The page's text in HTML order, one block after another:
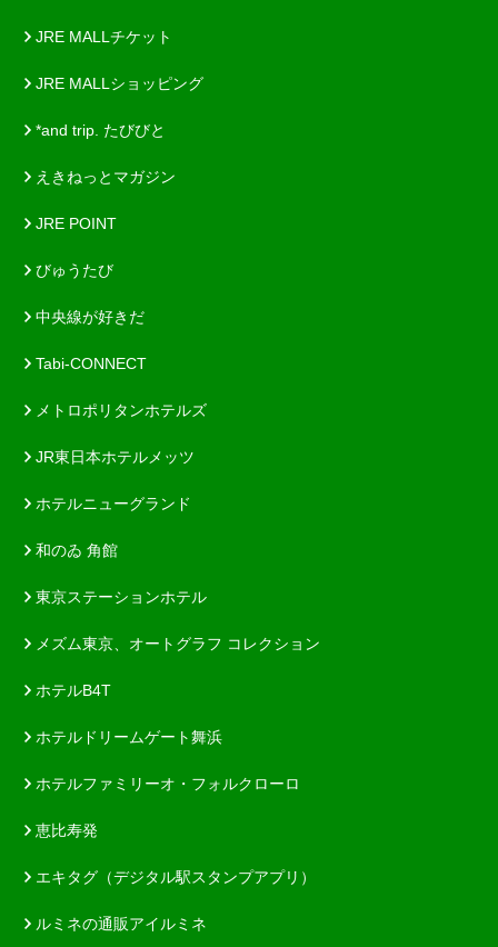
JRE MALLチケット
JRE MALLショッピング
*and trip. たびびと
えきねっとマガジン
JRE POINT
びゅうたび
中央線が好きだ
Tabi-CONNECT
メトロポリタンホテルズ
JR東日本ホテルメッツ
ホテルニューグランド
和のゐ 角館
東京ステーションホテル
メズム東京、オートグラフ コレクション
ホテルB4T
ホテルドリームゲート舞浜
ホテルファミリーオ・フォルクローロ
恵比寿発
エキタグ（デジタル駅スタンプアプリ）
ルミネの通販アイルミネ